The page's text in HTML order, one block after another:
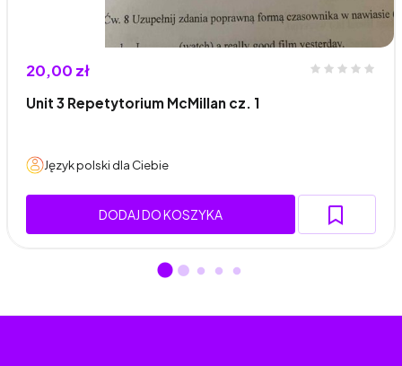
20,00 zł
Unit 3 Repetytorium McMillan cz. 1
Język polski dla Ciebie
DODAJ DO KOSZYKA